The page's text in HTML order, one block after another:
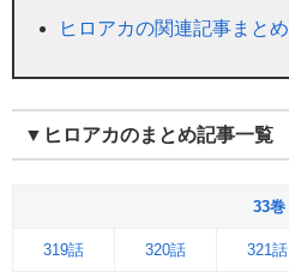
ヒロアカの関連記事まとめ
▼ヒロアカのまとめ記事一覧
33巻
319話 320話 321話